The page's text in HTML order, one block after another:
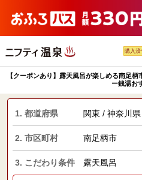
購入
【クーポンあり】露天風呂が楽しめる南足
ー銭湯お
1. 都道府県 関東 / 神奈川県
2. 市区町村 南足柄市
3. こだわり条件 露天風呂